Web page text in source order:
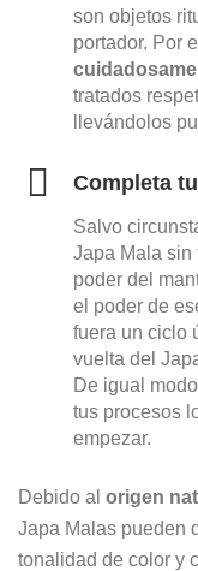
son objetos
portador. Por
tratados
llevándolos
Completa
Salvo
Japa Mala sin
poder del
el poder de
fuera un ciclo
vuelta del
De igual
tus procesos
empezar.
Debido al origen
Japa Malas pueden
tonalidad de color y